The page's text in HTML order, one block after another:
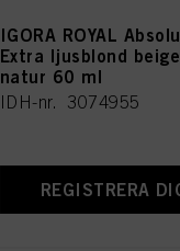
IGORA ROYAL
Extra ljusblond
natur 60 ml
IDH-nr. 3074955
REGISTRERA